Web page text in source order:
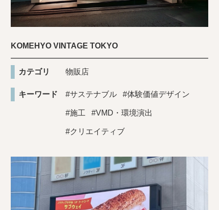
KOMEHYO VINTAGE TOKYO
カテゴリ 物販店
キーワード #サステナブル #体験価値デザイン
#施工 #VMD・環境演出
#クリエイティブ